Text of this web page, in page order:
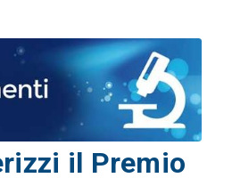
il Premio